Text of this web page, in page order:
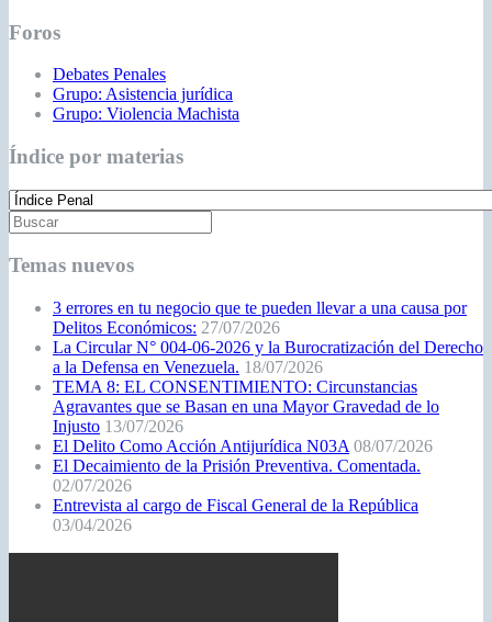
Foros
Debates Penales
Grupo: Asistencia jurídica
Grupo: Violencia Machista
Índice por materias
Temas nuevos
3 errores en tu negocio que te pueden llevar a una causa por
Delitos Económicos: 27/07/2026
La Circular N° 004-06-2026 y la Burocratización del Derecho
a la Defensa en Venezuela. 18/07/2026
TEMA 8: EL CONSENTIMIENTO: Circunstancias
Agravantes que se Basan en una Mayor Gravedad de lo
Injusto 13/07/2026
El Delito Como Acción Antijurídica N03A 08/07/2026
El Decaimiento de la Prisión Preventiva. Comentada.
02/07/2026
Entrevista al cargo de Fiscal General de la República
03/04/2026